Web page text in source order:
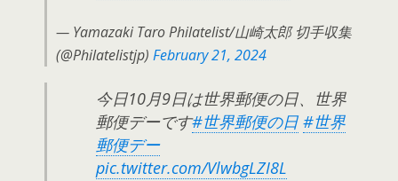
— Yamazaki Taro Philatelist/山崎太郎 切手収集
(@Philatelistjp) February 21, 2024
今日10月9日は世界郵便の日、世界
郵便デーです#世界郵便の日 #世界
郵便デー
pic.twitter.com/VlwbgLZI8L